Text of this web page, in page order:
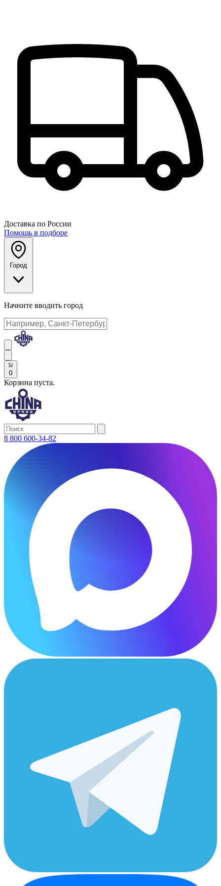
Доставка по России
Помощь в подборе
Город
Начните вводить город
0
Корзина пуста.
8 800 600-34-82